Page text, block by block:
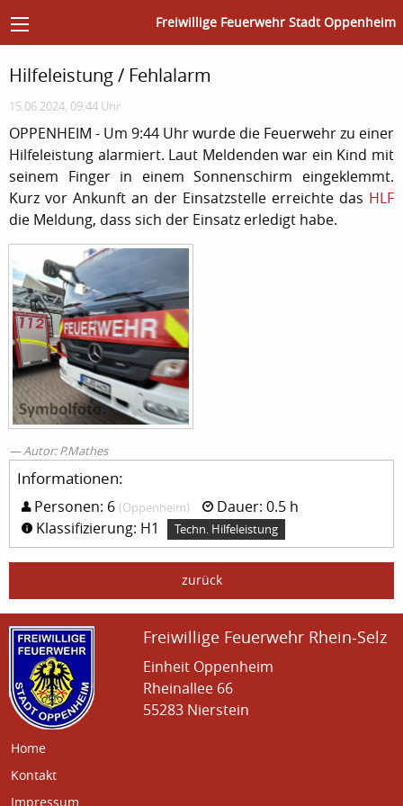
Freiwillige Feuerwehr Stadt Oppenheim
Hilfeleistung / Fehlalarm
15.06.2024, 09:44 Uhr
OPPENHEIM - Um 9:44 Uhr wurde die Feuerwehr zu einer
Hilfeleistung alarmiert. Laut Meldenden war ein Kind mit
seinem Finger in einem Sonnenschirm eingeklemmt.
Kurz vor Ankunft an der Einsatzstelle erreichte das HLF
die Meldung, dass sich der Einsatz erledigt habe.
Autor: P.Mathes
Informationen:
Personen: 6 (Oppenheim)
Dauer: 0.5 h
Klassifizierung: H1
Techn. Hilfeleistung
zurück
Freiwillige Feuerwehr Rhein-Selz
Einheit Oppenheim
Rheinallee 66
55283 Nierstein
Home
Kontakt
Impressum